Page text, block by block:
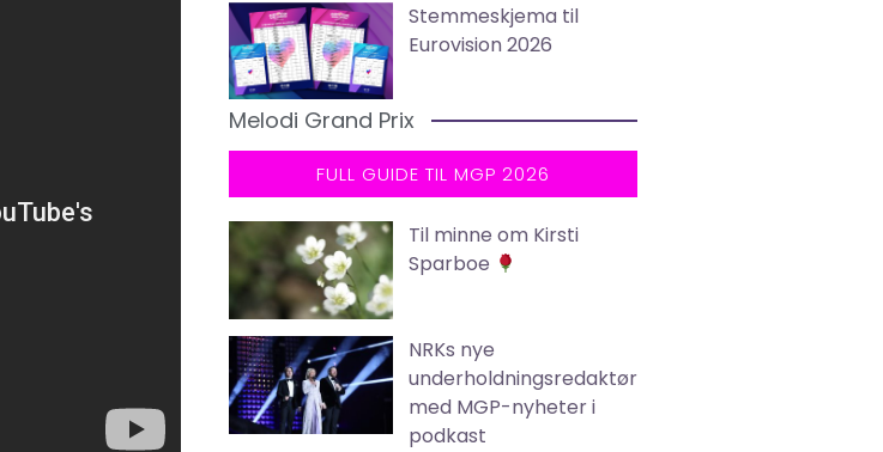
Stemmeskjema til
Eurovision 2026
Melodi Grand Prix
FULL GUIDE TIL MGP 2026
Til minne om Kirsti
Sparboe
NRKs nye
underholdningsredaktør
med MGP-nyheter i
podkast